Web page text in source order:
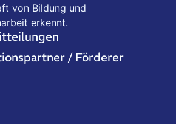
von Bildung und
erkennt.
/ Förderer